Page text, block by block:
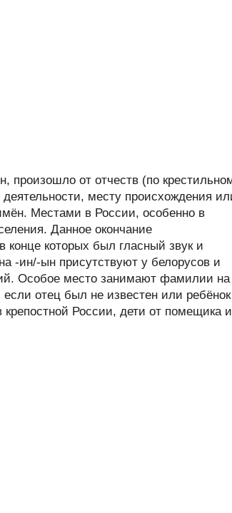
от отчеств (по
месту происхождения
Местами в России, особенно в
Данное окончание
которых был гласный звук и
ин/-ын присутствуют у белорусов и
Особое место занимают фамилии на
отец был не известен или
России, дети от помещика